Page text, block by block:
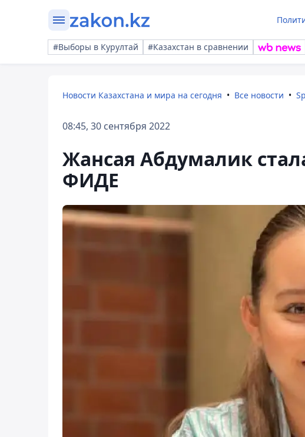
#Выборы в Курултай #Казахстан в сравнении
Новости Казахстана и мира на сегодня Все новости
08:45, 30 сентября 2022
Жансая Абдумалик
ФИДЕ